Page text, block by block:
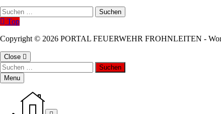
Suchen
nach:
Top
Copyright © 2026 PORTAL FEUERWEHR FROHNLEITEN -
Close
Suchen
nach:
Menu